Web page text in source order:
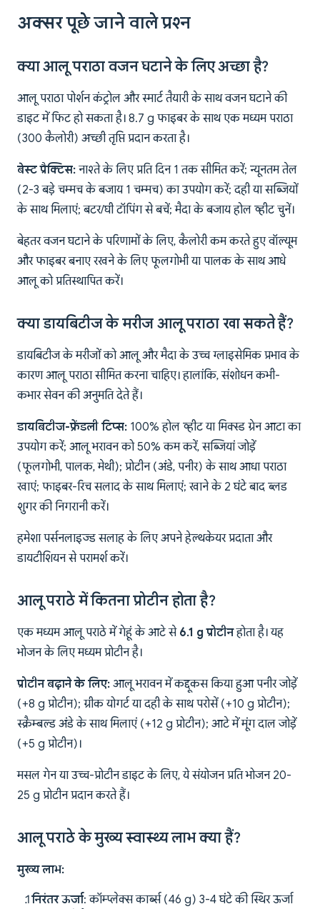
अक्सर पूछे जाने वाले प्रश्न
क्या आलू पराठा वजन घटाने के लिए अच्छा है?
आलू पराठा पोर्शन कंट्रोल और स्मार्ट तैयारी के साथ वजन घटाने की
डाइट में फिट हो सकता है। 8.7 g फाइबर के साथ एक मध्यम पराठा
(300 कैलोरी) अच्छी तृप्ति प्रदान करता है।
बेस्ट प्रैक्टिस: नाश्ते के लिए प्रति दिन 1 तक सीमित करें; न्यूनतम तेल
(2-3 बड़े चम्मच के बजाय 1 चम्मच) का उपयोग करें; दही या सब्जियों
के साथ मिलाएं; बटर/घी टॉपिंग से बचें; मैदा के बजाय होल व्हीट चुनें।
बेहतर वजन घटाने के परिणामों के लिए, कैलोरी कम करते हुए वॉल्यूम
और फाइबर बनाए रखने के लिए फूलगोभी या पालक के साथ आधे
आलू को प्रतिस्थापित करें।
क्या डायबिटीज के मरीज आलू पराठा खा सकते हैं?
डायबिटीज के मरीजों को आलू और मैदा के उच्च ग्लाइसेमिक प्रभाव के
कारण आलू पराठा सीमित करना चाहिए। हालांकि, संशोधन कभी-
कभार सेवन की अनुमति देते हैं।
डायबिटीज-फ्रेंडली टिप्स: 100% होल व्हीट या मिक्स्ड ग्रेन आटा का
उपयोग करें; आलू भरावन को 50% कम करें, सब्जियां जोड़ें
(फूलगोभी, पालक, मेथी); प्रोटीन (अंडे, पनीर) के साथ आधा पराठा
खाएं; फाइबर-रिच सलाद के साथ मिलाएं; खाने के 2 घंटे बाद ब्लड
शुगर की निगरानी करें।
हमेशा पर्सनलाइज्ड सलाह के लिए अपने हेल्थकेयर प्रदाता और
डायटीशियन से परामर्श करें।
आलू पराठे में कितना प्रोटीन होता है?
एक मध्यम आलू पराठे में गेहूं के आटे से 6.1 g प्रोटीनहोता है। यह
भोजन के लिए मध्यम प्रोटीन है।
प्रोटीन बढ़ाने के लिए: आलू भरावन में कद्दूकस किया हुआ पनीर जोड़ें
(+8 g प्रोटीन); ग्रीक योगर्ट या दही के साथ परोसें (+10 g प्रोटीन);
स्क्रैम्बल्ड अंडे के साथ मिलाएं (+12 g प्रोटीन); आटे में मूंग दाल जोड़ें
(+5 g प्रोटीन)।
मसल गेन या उच्च-प्रोटीन डाइट के लिए, ये संयोजन प्रति भोजन 20-
25 g प्रोटीन प्रदान करते हैं।
आलू पराठे के मुख्य स्वास्थ्य लाभ क्या हैं?
मुख्य लाभ:
निरंतर ऊर्जा: कॉम्प्लेक्स कार्ब्स (46 g) 3-4 घंटे की स्थिर ऊर्जा